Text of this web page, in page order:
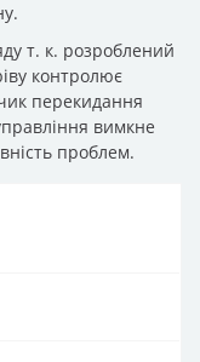
т. к. розроблений
контролює
перекидання
вимкне
проблем.